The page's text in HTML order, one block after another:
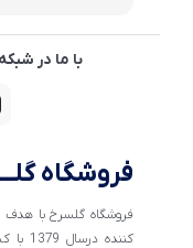
با ما در
فروشگاه
فروشگاه گلسرخ با